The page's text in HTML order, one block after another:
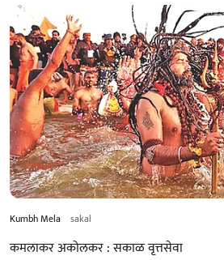
Kumbh Mela sakal
कमलाकर अकोलकर : सकाळ वृत्तसेवा